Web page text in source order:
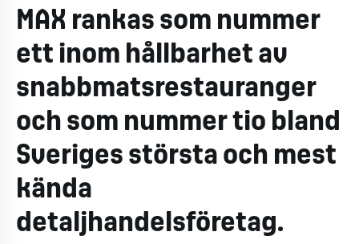
MAX rankas som nummer
ett inom hållbarhet av
snabbmatsrestauranger
och som nummer tio bland
Sveriges största och mest
kända
detaljhandelsföretag.